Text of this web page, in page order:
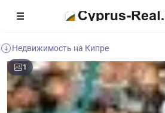
Недвижимость на Кипре
1